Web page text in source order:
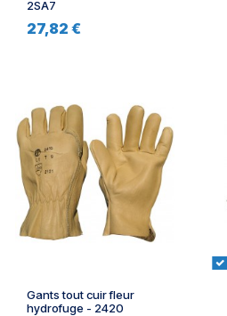
2SA7
27,82 €
Gants tout cuir fleur
hydrofuge - 2420